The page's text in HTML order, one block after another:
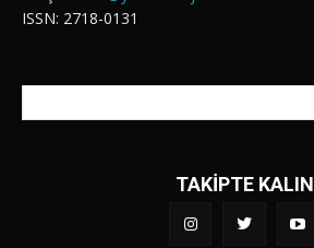
ISSN: 2718-0131
TAKİPTE KALIN